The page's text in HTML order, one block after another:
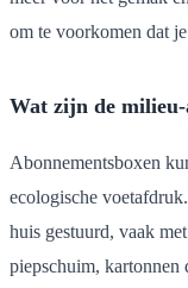
om te voorkomen dat
Wat zijn de milieu-
Abonnementsboxen
ecologische
huis gestuurd, vaak
piepschuim, kartonnen